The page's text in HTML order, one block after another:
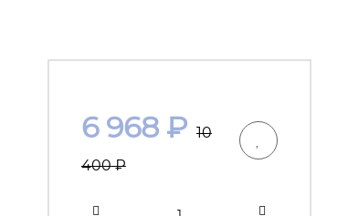
6 968₽ 10
400₽